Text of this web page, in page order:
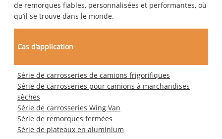
de remorques fiables, personnalisées et performantes, où
qu’il se trouve dans le monde.
Cas d’application
Série de carrosseries de camions frigorifiques
Série de carrosseries pour camions à marchandises
sèches
Série de carrosseries Wing Van
Série de remorques fermées
Série de plateaux en aluminium